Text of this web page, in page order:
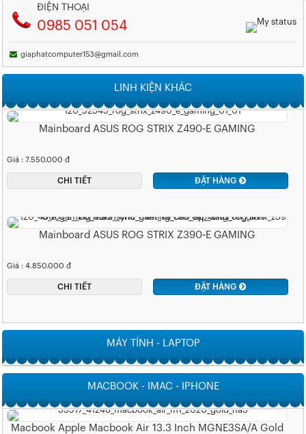
ĐIỆN THOẠI
0985 051 054
giaphatcomputer153@gmail.com
LINH KIỆN KHÁC
Mainboard ASUS ROG STRIX Z490-E GAMING
Giá : 7.550.000 đ
CHI TIẾT ĐẶT HÀNG
Mainboard ASUS ROG STRIX Z390-E GAMING
Giá : 4.850.000 đ
CHI TIẾT ĐẶT HÀNG
MÁY TÍNH - LAPTOP
MACBOOK - IMAC - IPHONE
Macbook Apple Macbook Air 13.3 Inch MGNE3SA/A Gold